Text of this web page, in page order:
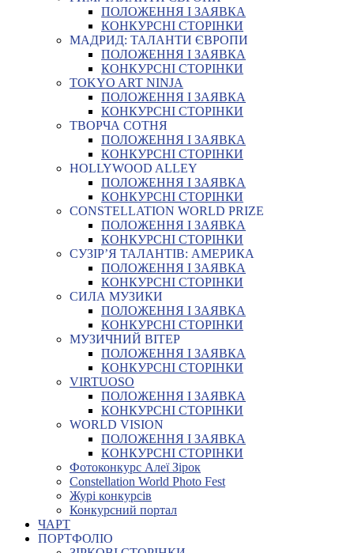
ПОЛОЖЕННЯ І ЗАЯВКА
КОНКУРСНІ СТОРІНКИ
МАДРИД: ТАЛАНТИ ЄВРОПИ
ПОЛОЖЕННЯ І ЗАЯВКА
КОНКУРСНІ СТОРІНКИ
TOKYO ART NINJA
ПОЛОЖЕННЯ І ЗАЯВКА
КОНКУРСНІ СТОРІНКИ
ТВОРЧА СОТНЯ
ПОЛОЖЕННЯ І ЗАЯВКА
КОНКУРСНІ СТОРІНКИ
HOLLYWOOD ALLEY
ПОЛОЖЕННЯ І ЗАЯВКА
КОНКУРСНІ СТОРІНКИ
CONSTELLATION WORLD PRIZE
ПОЛОЖЕННЯ І ЗАЯВКА
КОНКУРСНІ СТОРІНКИ
СУЗІР’Я ТАЛАНТІВ: АМЕРИКА
ПОЛОЖЕННЯ І ЗАЯВКА
КОНКУРСНІ СТОРІНКИ
СИЛА МУЗИКИ
ПОЛОЖЕННЯ І ЗАЯВКА
КОНКУРСНІ СТОРІНКИ
МУЗИЧНИЙ ВІТЕР
ПОЛОЖЕННЯ І ЗАЯВКА
КОНКУРСНІ СТОРІНКИ
VIRTUOSO
ПОЛОЖЕННЯ І ЗАЯВКА
КОНКУРСНІ СТОРІНКИ
WORLD VISION
ПОЛОЖЕННЯ І ЗАЯВКА
КОНКУРСНІ СТОРІНКИ
Фотоконкурс Алеї Зірок
Constellation World Photo Fest
Журі конкурсів
Конкурсний портал
ЧАРТ
ПОРТФОЛІО